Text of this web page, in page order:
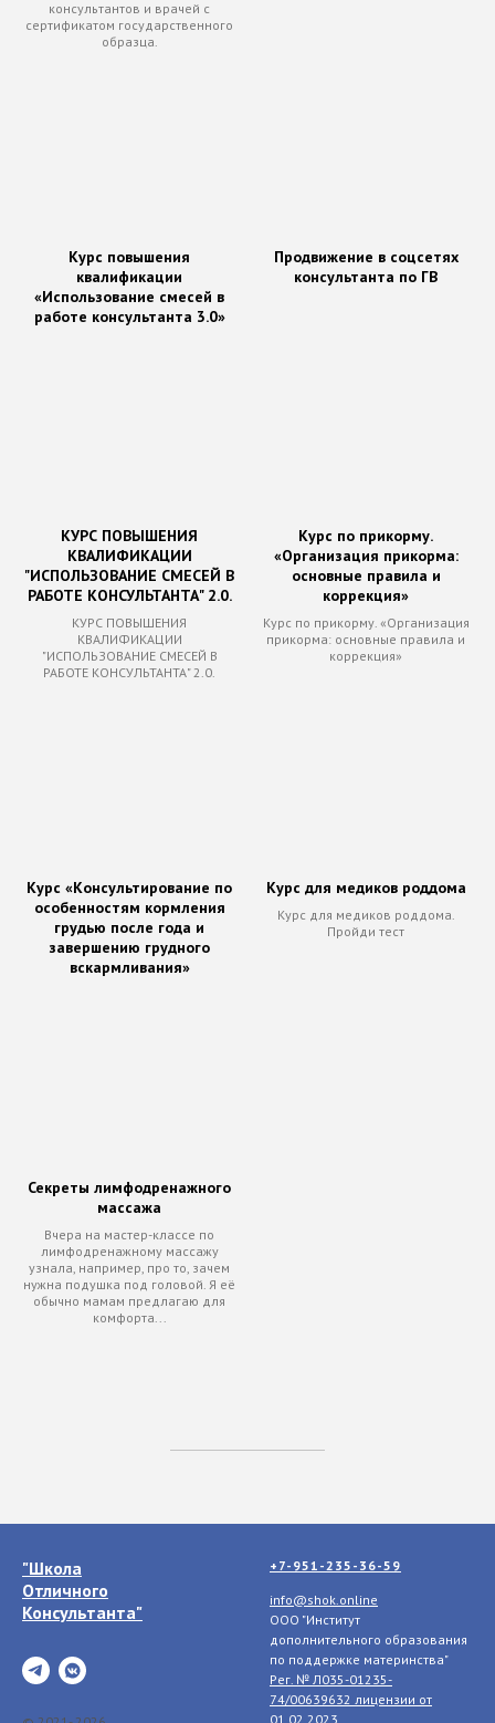
консультантов и врачей с
сертификатом государственного
образца.
Курс повышения
квалификации
«Использование смесей в
работе консультанта 3.0»
Продвижение в соцсетях
консультанта по ГВ
КУРС ПОВЫШЕНИЯ
КВАЛИФИКАЦИИ
"ИСПОЛЬЗОВАНИЕ СМЕСЕЙ В
РАБОТЕ КОНСУЛЬТАНТА" 2.0.
КУРС ПОВЫШЕНИЯ
КВАЛИФИКАЦИИ
"ИСПОЛЬЗОВАНИЕ СМЕСЕЙ В
РАБОТЕ КОНСУЛЬТАНТА" 2.0.
Курс по прикорму.
«Организация прикорма:
основные правила и
коррекция»
Курс по прикорму. «Организация
прикорма: основные правила и
коррекция»
Курс «Консультирование по
особенностям кормления
грудью после года и
завершению грудного
вскармливания»
Курс для медиков роддома
Курс для медиков роддома.
Пройди тест
Секреты лимфодренажного
массажа
Вчера на мастер-классе по
лимфодренажному массажу
узнала, например, про то, зачем
нужна подушка под головой. Я её
обычно мамам предлагаю для
комфорта...
"Школа
Отличного
Консультанта"
+7-951-235-36-59
info@shok.online
ООО "Институт
дополнительного образования
по поддержке материнства"
Рег. № Л035-01235-
74/00639632 лицензии от
01.02.2023